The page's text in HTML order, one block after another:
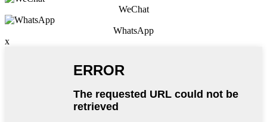
WeChat
WhatsApp
x